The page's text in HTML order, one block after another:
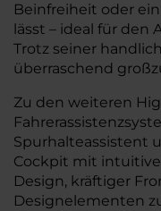
Beinfreiheit oder
lässt – ideal für den
Trotz seiner
überraschend
Zu den weiteren
Spurhalteassistent
Cockpit mit
Design, kräftiger
Designelementen